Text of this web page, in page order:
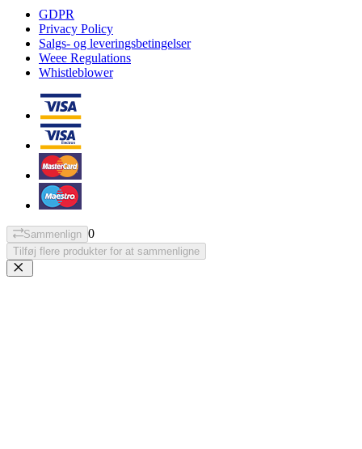
GDPR
Privacy Policy
Salgs- og leveringsbetingelser
Weee Regulations
Whistleblower
Sammenlign 0
Tilføj flere produkter for at sammenligne